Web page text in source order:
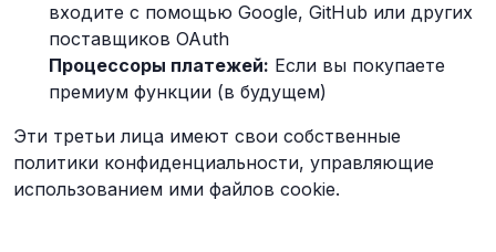
входите с помощью Google, GitHub или других
поставщиков OAuth
Процессоры платежей: Если вы покупаете
премиум функции (в будущем)
Эти третьи лица имеют свои собственные
политики конфиденциальности, управляющие
использованием ими файлов cookie.